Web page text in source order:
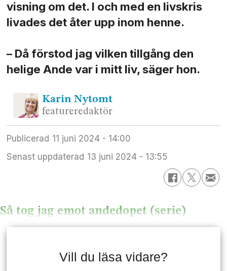
visning om det. I och med en livskris
livades det åter upp inom henne.
– Då förstod jag vilken tillgång den
helige Ande var i mitt liv, säger hon.
Karin Nytomt
featureredaktör
Publicerad
11 juni 2024 - 14:00
Senast uppdaterad
13 juni 2024 - 13:55
Så tog jag emot andedopet (serie)
Vill du läsa vidare?